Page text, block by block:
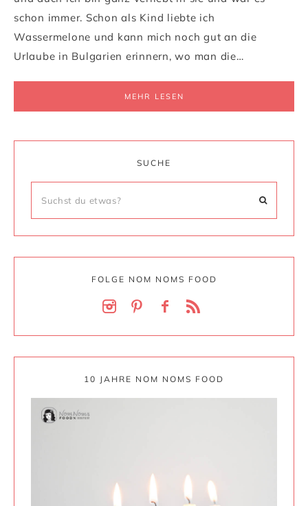
schon immer. Schon als Kind liebte ich
Wassermelone und kann mich noch gut an die
Urlaube in Bulgarien erinnern, wo man die…
MEHR LESEN
SUCHE
FOLGE NOM NOMS FOOD
10 JAHRE NOM NOMS FOOD